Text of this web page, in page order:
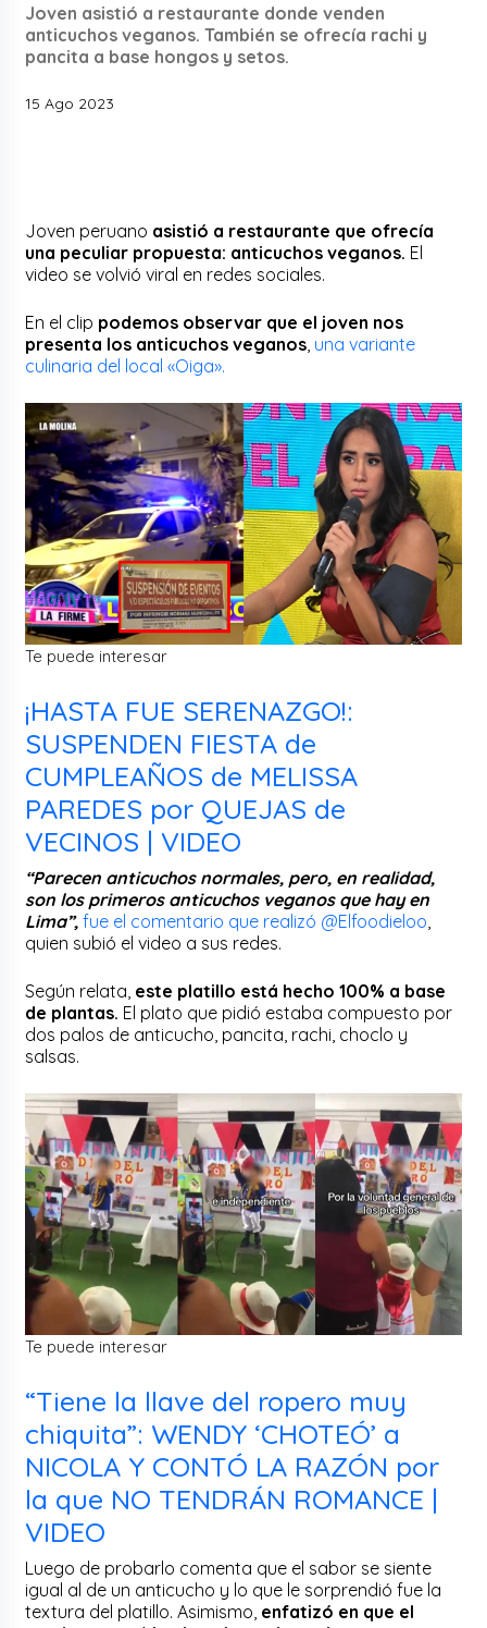
Joven asistió a restaurante donde venden
anticuchos veganos. También se ofrecía rachi y
pancita a base hongos y setos.
15 Ago 2023
Joven peruano asistió a restaurante que ofrecía
una peculiar propuesta: anticuchos veganos. El
video se volvió viral en redes sociales.
En el clip podemos observar que el joven nos
presenta los anticuchos veganos una variante
culinaria del local «Oiga».
Te puede interesar
¡HASTA FUE SERENAZGO!:
SUSPENDEN FIESTA de
CUMPLEAÑOS de MELISSA
PAREDES por QUEJAS de
VECINOS | VIDEO
“Parecen anticuchos normales, pero, en realidad,
son los primeros anticuchos veganos que hay en
Lima”, fue el comentario que realizó @Elfoodieloo
quien subió el video a sus redes.
Según relata, este platillo está hecho 100% a base
de plantas. El plato que pidió estaba compuesto por
dos palos de anticucho, pancita, rachi, choclo y
salsas.
Te puede interesar
“Tiene la llave del ropero muy
chiquita”: WENDY ‘CHOTEÓ’ a
NICOLA Y CONTÓ LA RAZÓN por
la que NO TENDRÁN ROMANCE |
VIDEO
Luego de probarlo comenta que el sabor se siente
igual al de un anticucho y lo que le sorprendió fue la
textura del platillo. Asimismo, enfatizó en que el